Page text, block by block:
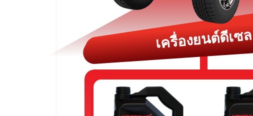
เครื่องยนต์ดีเซล